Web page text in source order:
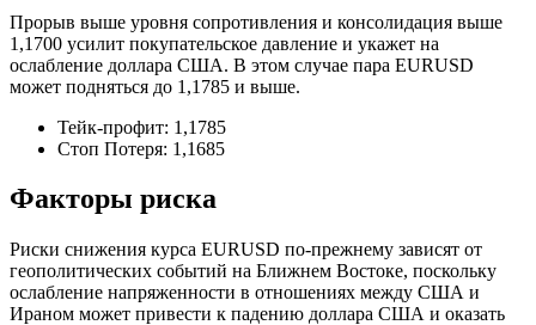
Прорыв выше уровня сопротивления и консолидация выше
1,1700 усилит покупательское давление и укажет на
ослабление доллара США. В этом случае пара EURUSD
может подняться до 1,1785 и выше.
Тейк-профит: 1,1785
Стоп Потеря: 1,1685
Факторы риска
Риски снижения курса EURUSD по-прежнему зависят от
геополитических событий на Ближнем Востоке, поскольку
ослабление напряженности в отношениях между США и
Ираном может привести к падению доллара США и оказать